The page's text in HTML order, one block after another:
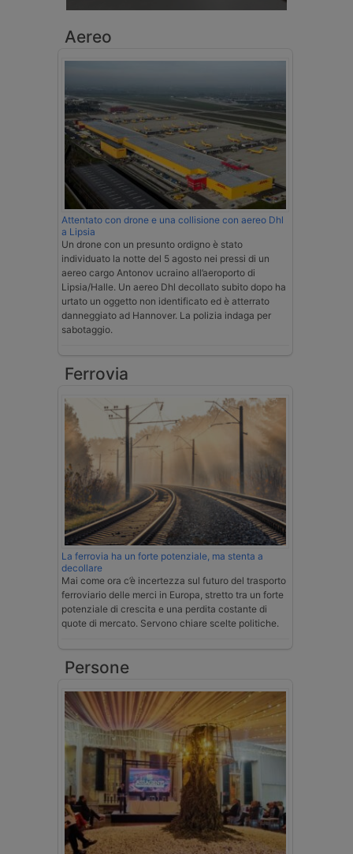
Aereo
Attentato con drone e una collisione con aereo Dhl
a Lipsia
Un drone con un presunto ordigno è stato
individuato la notte del 5 agosto nei pressi di un
aereo cargo Antonov ucraino all’aeroporto di
Lipsia/Halle. Un aereo Dhl decollato subito dopo ha
urtato un oggetto non identificato ed è atterrato
danneggiato ad Hannover. La polizia indaga per
sabotaggio.
Ferrovia
La ferrovia ha un forte potenziale, ma stenta a
decollare
Mai come ora c’è incertezza sul futuro del trasporto
ferroviario delle merci in Europa, stretto tra un forte
potenziale di crescita e una perdita costante di
quote di mercato. Servono chiare scelte politiche.
Persone